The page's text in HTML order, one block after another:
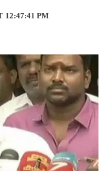
12:47:41 PM